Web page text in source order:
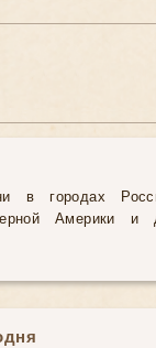
в городах
Америки и